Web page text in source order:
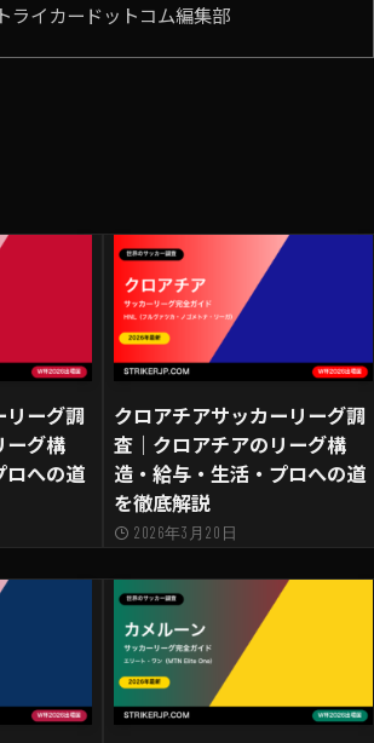
ライカードットコム編集部
リーグ調
ーグ構
ロへの道
クロアチアサッカーリーグ調
査｜クロアチアのリーグ構
造・給与・生活・プロへの道
を徹底解説
2026年3月20日